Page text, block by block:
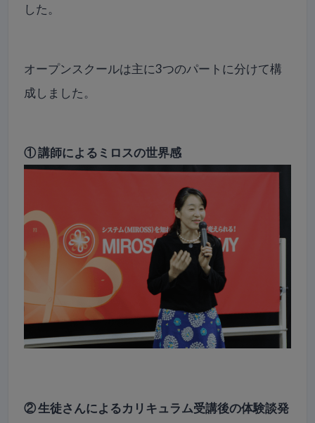
した。
オープンスクールは主に3つのパートに分けて構
成しました。
① 講師によるミロスの世界感
② 生徒さんによるカリキュラム受講後の体験談発